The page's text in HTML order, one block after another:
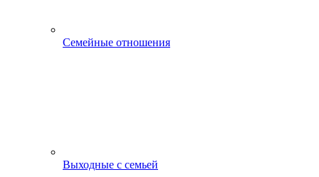
Семейные отношения
Выходные с семьей